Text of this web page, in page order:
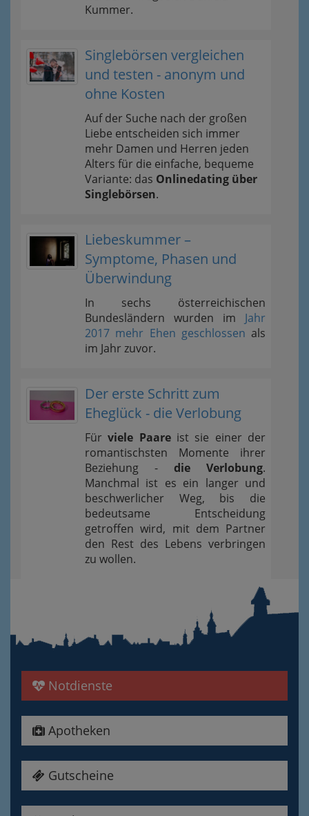
Kummer.
Singlebörsen vergleichen
und testen - anonym und
ohne Kosten
Auf der Suche nach der großen
Liebe entscheiden sich immer
mehr Damen und Herren jeden
Alters für die einfache, bequeme
Variante: das Onlinedating über
Singlebörsen.
Liebeskummer –
Symptome, Phasen und
Überwindung
In sechs österreichischen
Bundesländern wurden im Jahr
2017 mehr Ehen geschlossen als
im Jahr zuvor.
Der erste Schritt zum
Eheglück - die Verlobung
Fürviele Paareist sie einer der
romantischsten Momente ihrer
Beziehung - die Verlobung.
Manchmal ist es ein langer und
beschwerlicher Weg, bis die
bedeutsame Entscheidung
getroffen wird, mit dem Partner
den Rest des Lebens verbringen
zu wollen.
Notdienste
Apotheken
Gutscheine